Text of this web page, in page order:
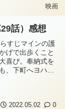
映画
話）感想
すじマインの護
げで出歩くこと
喜び。奉納式を
、下町へヨハン
2022.05.02
0